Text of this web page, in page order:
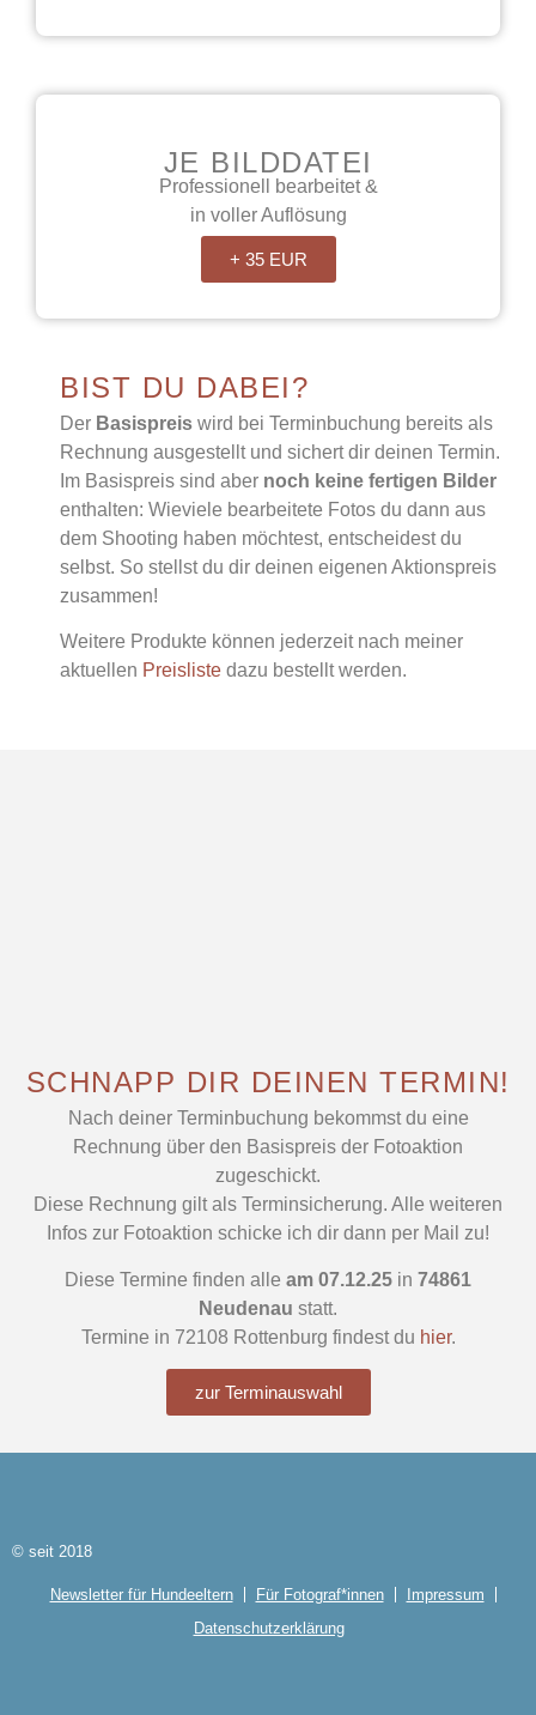
JE BILDDATEI
Professionell bearbeitet &
in voller Auflösung
+ 35 EUR
BIST DU DABEI?
Der Basispreis wird bei Terminbuchung bereits als
Rechnung ausgestellt und sichert dir deinen Termin.
Im Basispreis sind aber noch keine fertigen Bilder
enthalten: Wieviele bearbeitete Fotos du dann aus
dem Shooting haben möchtest, entscheidest du
selbst. So stellst du dir deinen eigenen Aktionspreis
zusammen!
Weitere Produkte können jederzeit nach meiner
aktuellen Preisliste dazu bestellt werden.
SCHNAPP DIR DEINEN TERMIN!
Nach deiner Terminbuchung bekommst du eine
Rechnung über den Basispreis der Fotoaktion
zugeschickt.
Diese Rechnung gilt als Terminsicherung. Alle weiteren
Infos zur Fotoaktion schicke ich dir dann per Mail zu!
Diese Termine finden alle am 07.12.25 in 74861
Neudenau statt.
Termine in 72108 Rottenburg findest du hier.
zur Terminauswahl
© seit 2018
Newsletter für Hundeeltern Für Fotograf*innen
Impressum
Datenschutzerklärung